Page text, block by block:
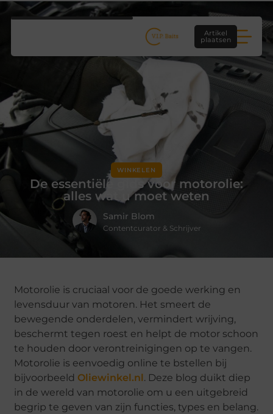
Artikel
plaatsen
WINKELEN
De essentiële gids voor motorolie:
alles wat u moet weten
Samir Blom
Contentcurator & Schrijver
Motorolie is cruciaal voor de goede werking en
levensduur van motoren. Het smeert de
bewegende onderdelen, vermindert wrijving,
beschermt tegen roest en helpt de motor schoon
te houden door verontreinigingen op te vangen.
Motorolie is eenvoedig online te bstellen bij
bijvoorbeeld Oliewinkel.nl. Deze blog duikt diep
in de wereld van motorolie om u een uitgebreid
begrip te geven van zijn functies, types en belang.